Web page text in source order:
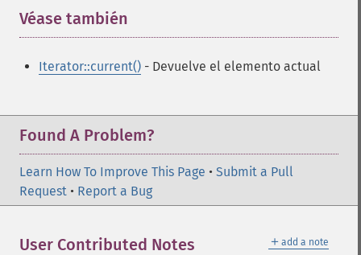
Véase también
Iterator::current() - Devuelve el elemento actual
Found A Problem?
Learn How To Improve This Page • Submit a Pull
Request • Report a Bug
＋ add a note
User Contributed Notes